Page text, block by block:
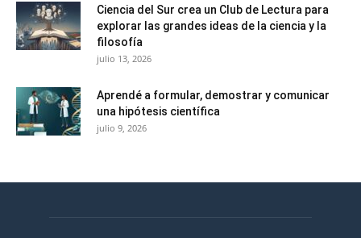
Ciencia del Sur crea un Club de Lectura para
explorar las grandes ideas de la ciencia y la
filosofía
julio 13, 2026
Aprendé a formular, demostrar y comunicar
una hipótesis científica
julio 9, 2026